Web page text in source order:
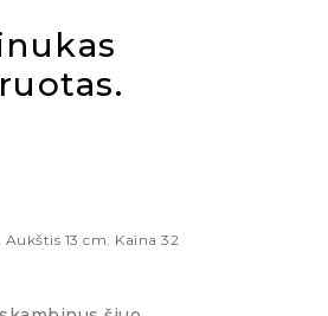
13 cm. Kaina 32